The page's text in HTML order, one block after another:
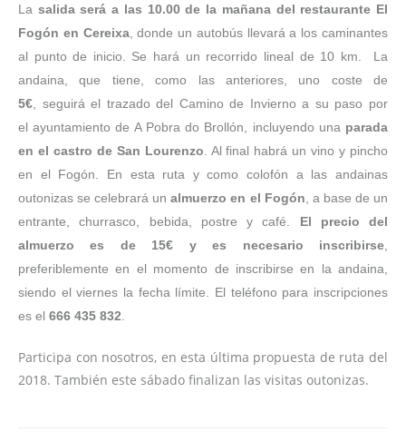
La salida será a las 10.00 de la mañana del restaurante El
Fogón en Cereixa, donde un autobús llevará a los caminantes
al punto de inicio. Se hará un recorrido lineal de 10 km. La
andaina, que tiene, como las anteriores, uno coste de
5€ , seguirá el trazado del Camino de Invierno a su paso por
el ayuntamiento de A Pobra do Brollón, incluyendo una parada
en el castro de San Lourenzo . Al final habrá un vino y pincho
en el Fogón. En esta ruta y como colofón a las andainas
outonizas se celebrará unalmuerzo en el Fogón , a base de un
entrante, churrasco, bebida, postre y café. El precio del
almuerzo es de 15€ y es necesario inscribirse
preferiblemente en el momento de inscribirse en la andaina,
siendo el viernes la fecha límite. El teléfono para inscripciones
es el 666 435 832
Participa con nosotros, en esta última propuesta de ruta del
2018. También este sábado finalizan las visitas outonizas.